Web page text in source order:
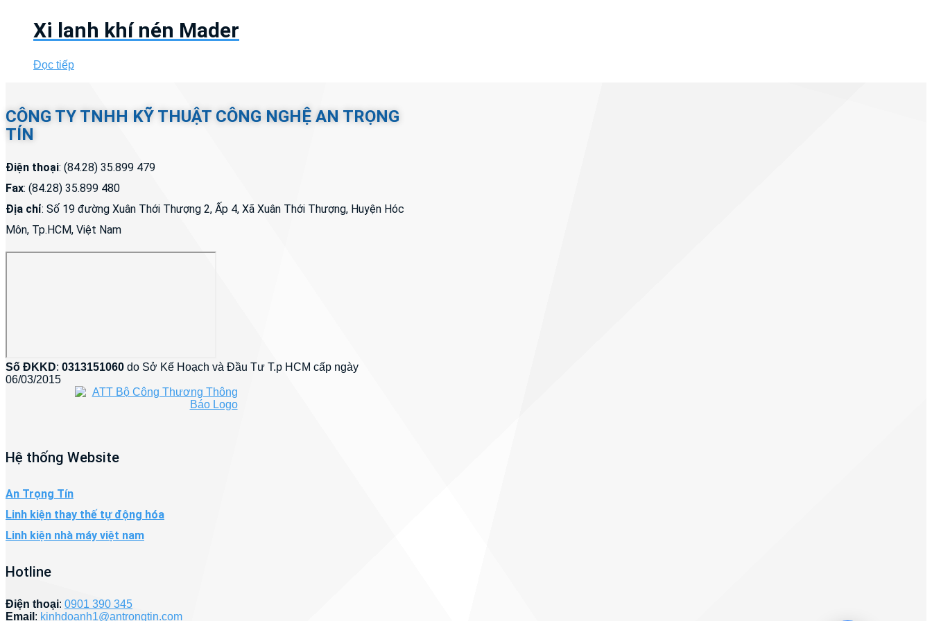
Xi lanh khí nén Mader
Đọc tiếp
CÔNG TY TNHH KỸ THUẬT CÔNG NGHỆ AN TRỌNG
TÍN
Điện thoại: (84.28) 35.899 479
Fax: (84.28) 35.899 480
Địa chỉ: Số 19 đường Xuân Thới Thượng 2, Ấp 4, Xã Xuân Thới Thượng, Huyện Hóc
Môn, Tp.HCM, Việt Nam
Số ĐKKD: 0313151060 do Sở Kế Hoạch và Đầu Tư T.p HCM cấp ngày
06/03/2015
Hệ thống Website
An Trọng Tín
Linh kiện thay thế tự động hóa
Linh kiện nhà máy việt nam
Hotline
Điện thoại: 0901 390 345
Email : kinhdoanh1@antrongtin.com